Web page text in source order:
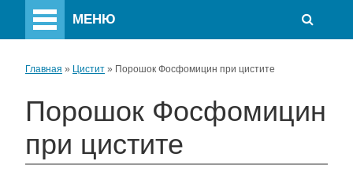
МЕНЮ
Главная » Цистит » Порошок Фосфомицин при цистите
Порошок Фосфомицин
при цистите